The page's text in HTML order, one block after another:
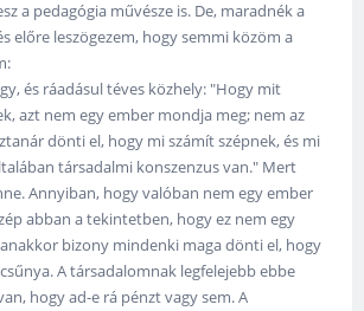
a pedagógia művésze is. De, maradnék a
előre leszögezem, hogy semmi közöm a
és ráadásul téves közhely: "Hogy mit
azt nem egy ember mondja meg; nem az
dönti el, hogy mi számít szépnek, és mi
társadalmi konszenzus van." Mert
Annyiban, hogy valóban nem egy ember
abban a tekintetben, hogy ez nem egy
bizony mindenki maga dönti el, hogy
A társadalomnak legfelejebb ebbe
hogy ad-e rá pénzt vagy sem. A